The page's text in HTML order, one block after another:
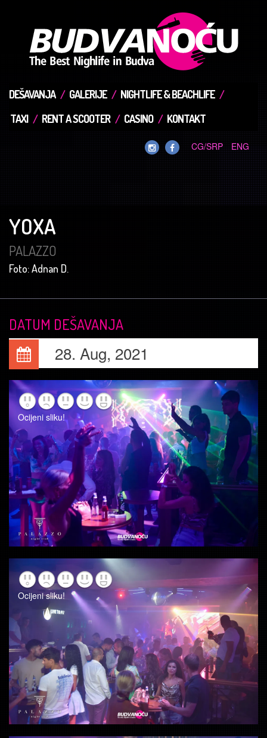
DEŠAVANJA GALERIJE
NIGHTLIFE & BEACHLIFE
TAXI
RENT A SCOOTER CASINO KONTAKT
CG/SRP ENG
YOXA
PALAZZO
Foto: Adnan D.
DATUM DEŠAVANJA
28. Aug, 2021
Ocijeni sliku!
Ocijeni sliku!